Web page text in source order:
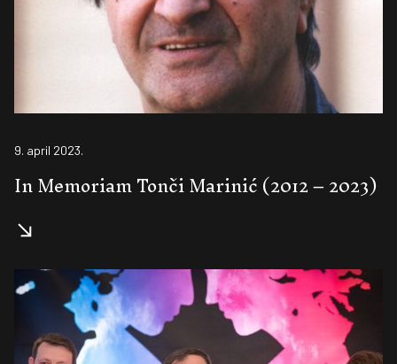
9. april 2023.
In Memoriam Tonči Marinić (2012 – 2023)